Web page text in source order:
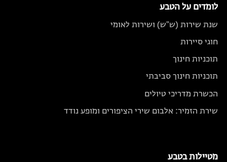
לומדים על הטבע
שנת שירות (ש"ש) ושירות לאומי
חוגי סיירות
תוכניות חינוך
תוכניות חינוך סביבתי
הכשרת מדריכי טיולים
שירת הזמיר: אלבום שירי הציפורים ומופע נודד
מטיילות בטבע